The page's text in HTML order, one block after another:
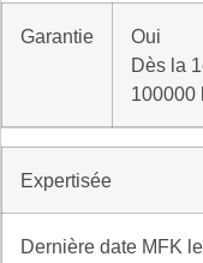
Garantie
Oui
Dès la
100000
Expertisée
Dernière date MFK le